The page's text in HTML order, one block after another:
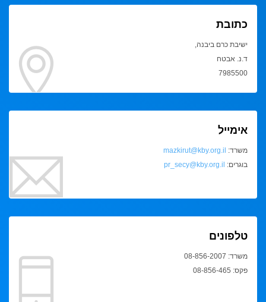
כתובת
ישיבת כרם ביבנה,
ד.נ. אבטח
7985500
אימייל
משרד: mazkirut@kby.org.il
בוגרים: pr_secy@kby.org.il
טלפונים
משרד: 08-856-2007
פקס: 08-856-465